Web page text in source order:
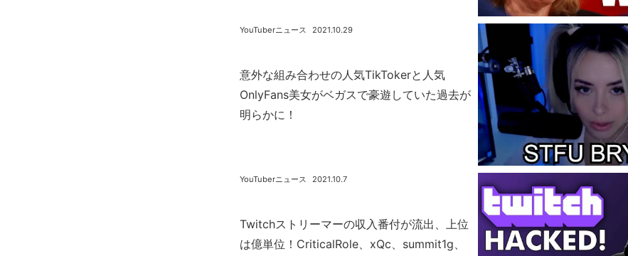
意外な組み合わせの人気TikTokerと人気
OnlyFans美女がベガスで豪遊していた過去が
明らかに！
2021.10.29
YouTuberニュース
Twitchストリーマーの収入番付が流出、上位
は億単位！CriticalRole、xQc、summit1g、
2021.10.7
YouTuberニュース